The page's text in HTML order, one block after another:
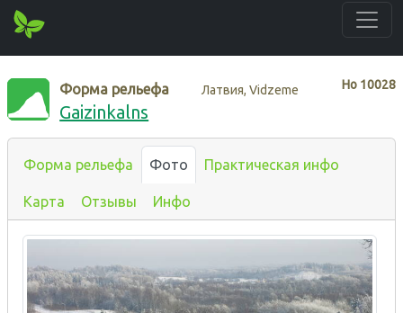
Нo 10028
Форма рельефа Латвия, Vidzeme
Gaizinkalns
Форма рельефа Фото Практическая инфо
Карта Отзывы Инфо